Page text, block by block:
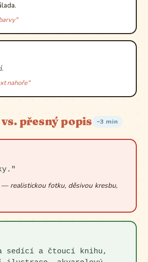
nahoře"
vs. přesný popis ~3 min
realistickou fotku, děsivou kresbu,
sedící a čtoucí knihu,